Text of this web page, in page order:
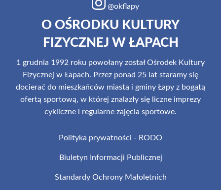
@okflapy
O OŚRODKU KULTURY
FIZYCZNEJ W ŁAPACH
1 grudnia 1992 roku powołany został Ośrodek Kultury
Fizycznej w Łapach. Przez ponad 25 lat staramy się
docierać do mieszkańców miasta i gminy Łapy z bogatą
ofertą sportową, w której znalazły się liczne imprezy
cykliczne i regularne zajęcia sportowe.
Polityka prywatności - RODO
Biuletyn Informacji Publicznej
Standardy Ochrony Małoletnich